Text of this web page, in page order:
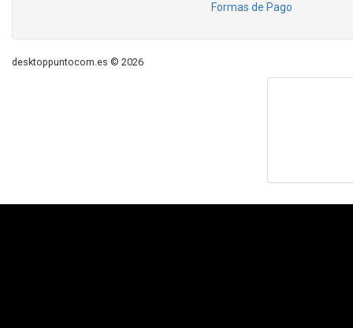
Formas de Pago
desktoppuntocom.es © 2026